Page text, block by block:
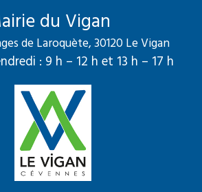
du Vigan
de Laroquète, 30120 Le Vigan
: 9 h – 12 h et 13 h – 17 h